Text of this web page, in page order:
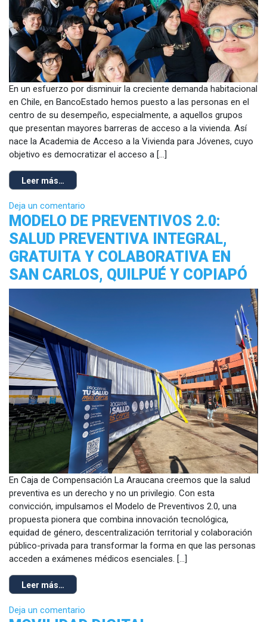
En un esfuerzo por disminuir la creciente demanda habitacional
en Chile, en BancoEstado hemos puesto a las personas en el
centro de su desempeño, especialmente, a aquellos grupos
que presentan mayores barreras de acceso a la vivienda. Así
nace la Academia de Acceso a la Vivienda para Jóvenes, cuyo
objetivo es democratizar el acceso a […]
Leer más…
Deja un comentario
MODELO DE PREVENTIVOS 2.0:
SALUD PREVENTIVA INTEGRAL,
GRATUITA Y COLABORATIVA EN
SAN CARLOS, QUILPUÉ Y COPIAPÓ
En Caja de Compensación La Araucana creemos que la salud
preventiva es un derecho y no un privilegio. Con esta
convicción, impulsamos el Modelo de Preventivos 2.0, una
propuesta pionera que combina innovación tecnológica,
equidad de género, descentralización territorial y colaboración
público-privada para transformar la forma en que las personas
acceden a exámenes médicos esenciales. […]
Leer más…
Deja un comentario